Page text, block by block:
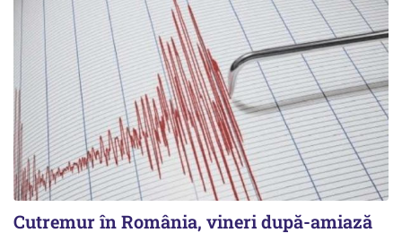
Cutremur în România, vineri după-amiază